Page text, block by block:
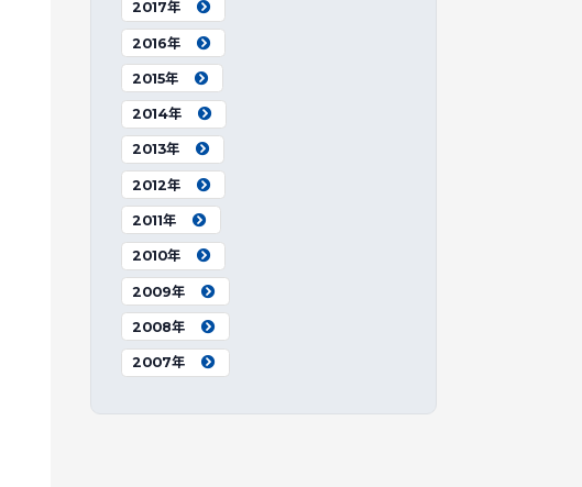
2017年
2016年
2015年
2014年
2013年
2012年
2011年
2010年
2009年
2008年
2007年